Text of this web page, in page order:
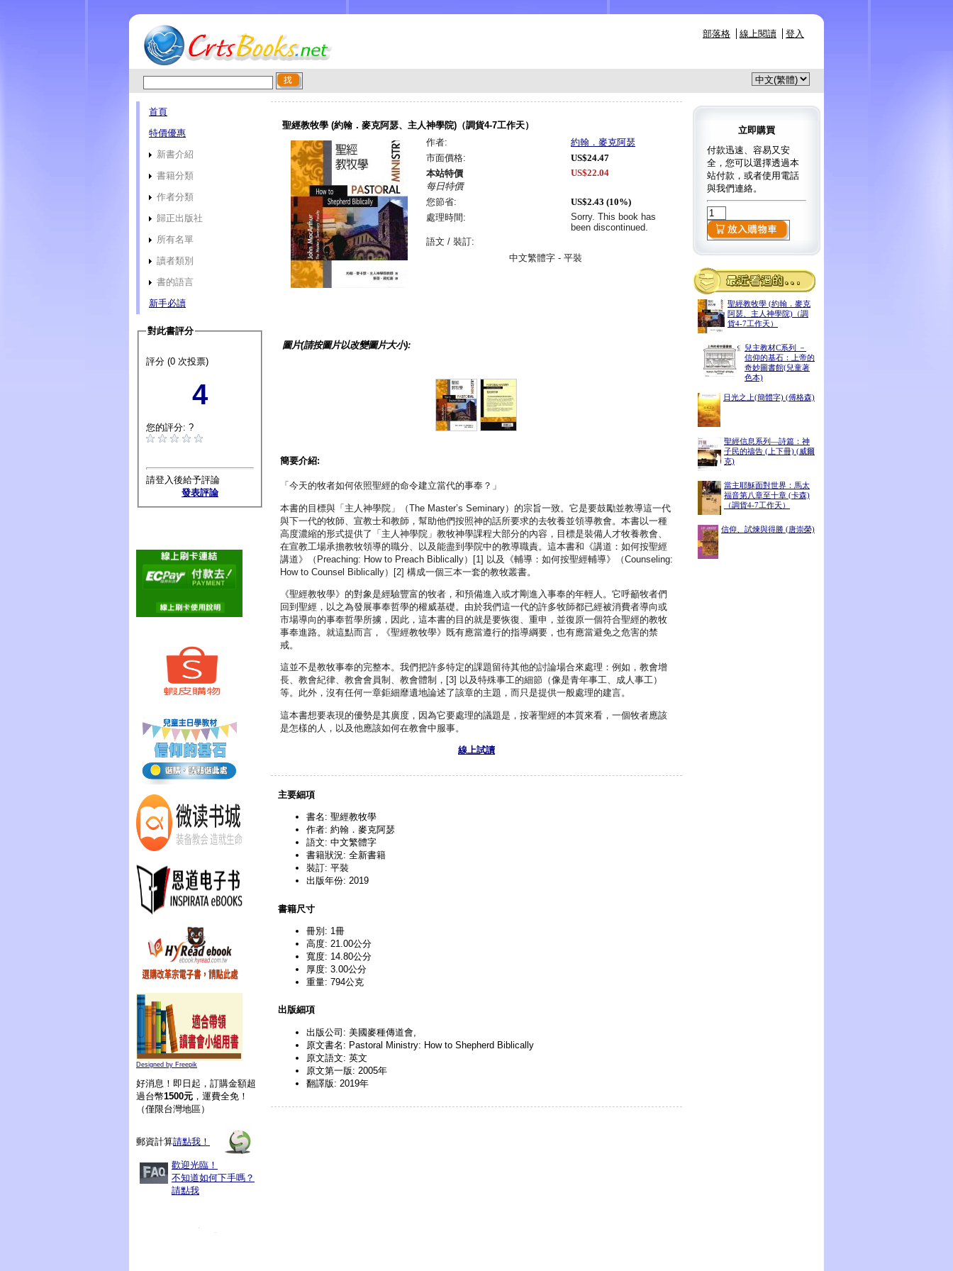
部落格 線上閱讀 登入
首頁
特價優惠
新書介紹
書籍分類
作者分類
歸正出版社
所有名單
讀者類別
書的語言
新手必讀
對此書評分
評分 (0 次投票)
4
您的評分: ?
請登入後給予評論
發表評論
Designed by Freepik
好消息！即日起，訂購金額超
過台幣1500元 ，運費全免！
（僅限台灣地區）
郵資計算請點我！
歡迎光臨！
不知道如何下手嗎？
請點我
立即購買
付款迅速、容易又安
全，您可以選擇透過本
站付款，或者使用電話
與我們連絡。
聖經教牧學 (約翰．麥克
阿瑟、主人神學院)（調
貨4-7工作天）
兒主教材C系列 －
信仰的基石：上帝的
奇妙圖書館(兒童著
色本)
日光之上(簡體字) (傅格森)
聖經信息系列—詩篇：神
子民的禱告 (上下冊) (威爾
克)
當主耶穌面對世界：馬太
福音第八章至十章 (卡森)
（調貨4-7工作天）
信仰、試煉與得勝 (唐崇榮)
聖經教牧學 (約翰．麥克阿瑟、主人神學院)（調貨4-7工作天）
作者:
約翰．麥克阿瑟
市面價格:
US$24.47
本站特價
每日特價
US$22.04
您節省:
US$2.43 (10%)
處理時間:
Sorry. This book has
been discontinued.
語文 / 裝訂:
中文繁體字 - 平裝
圖片(請按圖片以改變圖片大小):
簡要介紹:
「今天的牧者如何依照聖經的命令建立當代的事奉？」
本書的目標與「主人神學院」（The Master’s Seminary）的宗旨一致。它是要鼓勵並教導這一代
與下一代的牧師、宣教士和教師，幫助他們按照神的話所要求的去牧養並領導教會。本書以一種
高度濃縮的形式提供了「主人神學院」教牧神學課程大部分的內容，目標是裝備人才牧養教會、
在宣教工場承擔教牧領導的職分、以及能盡到學院中的教導職責。這本書和《講道：如何按聖經
講道》（Preaching: How to Preach Biblically）[1] 以及《輔導：如何按聖經輔導》（Counseling:
How to Counsel Biblically）[2] 構成一個三本一套的教牧叢書。
《聖經教牧學》的對象是經驗豐富的牧者，和預備進入或才剛進入事奉的年輕人。它呼籲牧者們
回到聖經，以之為發展事奉哲學的權威基礎。由於我們這一代的許多牧師都已經被消費者導向或
市場導向的事奉哲學所擄，因此，這本書的目的就是要恢復、重申，並復原一個符合聖經的教牧
事奉進路。就這點而言，《聖經教牧學》既有應當遵行的指導綱要，也有應當避免之危害的禁
戒。
這並不是教牧事奉的完整本。我們把許多特定的課題留待其他的討論場合來處理：例如，教會增
長、教會紀律、教會會員制、教會體制，[3] 以及特殊事工的細節（像是青年事工、成人事工）
等。此外，沒有任何一章鉅細靡遺地論述了該章的主題，而只是提供一般處理的建言。
這本書想要表現的優勢是其廣度，因為它要處理的議題是，按著聖經的本質來看，一個牧者應該
是怎樣的人，以及他應該如何在教會中服事。
線上試讀
主要細項
書名: 聖經教牧學
作者: 約翰．麥克阿瑟
語文: 中文繁體字
書籍狀況: 全新書籍
裝訂: 平裝
出版年份: 2019
書籍尺寸
冊別: 1冊
高度: 21.00公分
寬度: 14.80公分
厚度: 3.00公分
重量: 794公克
出版細項
出版公司: 美國麥種傳道會,
原文書名: Pastoral Ministry: How to Shepherd Biblically
原文語文: 英文
原文第一版: 2005年
翻譯版: 2019年